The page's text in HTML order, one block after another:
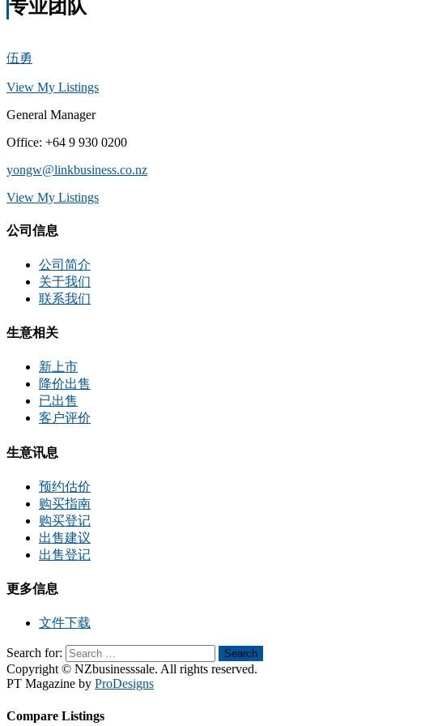
专业团队
伍勇
View My Listings
General Manager
Office: +64 9 930 0200
yongw@linkbusiness.co.nz
View My Listings
公司信息
公司简介
关于我们
联系我们
生意相关
新上市
降价出售
已出售
客户评价
生意讯息
预约估价
购买指南
购买登记
出售建议
出售登记
更多信息
文件下载
Search for: Search
Copyright © NZbusinesssale. All rights reserved.
PT Magazine by ProDesigns
Compare Listings